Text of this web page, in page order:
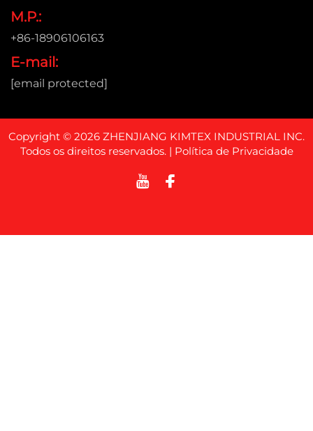
M.P.:
+86-18906106163
E-mail:
[email protected]
Copyright © 2026 ZHENJIANG KIMTEX INDUSTRIAL INC.
Todos os direitos reservados. | Política de Privacidade